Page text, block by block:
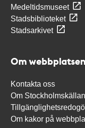
Medeltidsmuseet
Stadsbiblioteket
Stadsarkivet
Om webbplatsen
Kontakta oss
Om Stockholmskällan
Om kakor på